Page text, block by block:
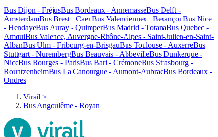
Bus Dijon - FréjusBus Bordeaux - AnnemasseBus Delft -
AmsterdamBus Brest - CaenBus Valenciennes - BesançonBus Nice
- HendayeBus Auray - QuimperBus Madrid - TotanaBus Quebec -
AmquiBus Valence, Auvergne-Rhône-Alpes - Saint-Julien-en-Saint-
AlbanBus Ulm - Fribourg-en-BrisgauBus Toulouse - AuxerreBus
Stuttgart - NurembergBus Beauvais - AbbevilleBus Dunkerque -
NiceBus Bourges - ParisBus Bari - CrémoneBus Strasbourg -
RountzenheimBus La Canourgue - Aumont-AubracBus Bordeaux -
Ondres
Virail >
Bus Angoulême - Royan